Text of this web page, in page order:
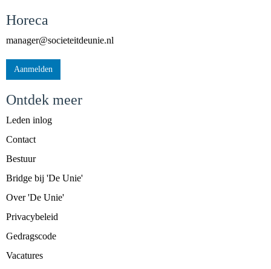
Horeca
reganam@societeitdeunie.nl
Aanmelden
Ontdek meer
Leden inlog
Contact
Bestuur
Bridge bij 'De Unie'
Over 'De Unie'
Privacybeleid
Gedragscode
Vacatures